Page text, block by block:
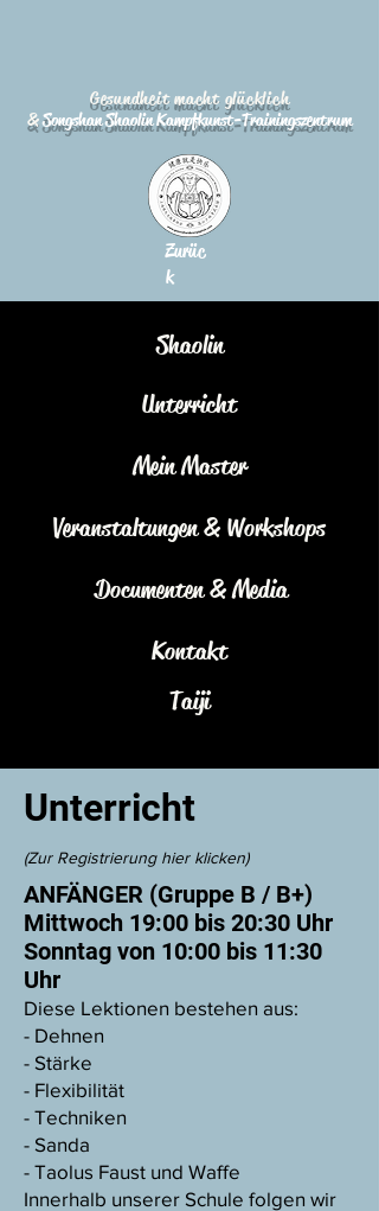
Gesundheit macht glücklich
&Songshan Shaolin Kampfkunst-Trainingszentrum
Zurüc
k
Shaolin
Unterricht
Mein Master
Veranstaltungen & Workshops
Documenten & Media
Kontakt
Taiji
Unterricht
(Zur Registrierung hier klicken)
ANFÄNGER (Gruppe B / B+)
Mittwoch 19:00 bis 20:30 Uhr
Sonntag von 10:00 bis 11:30
Uhr
Diese Lektionen bestehen aus:
- Dehnen
- Stärke
- Flexibilität
- Techniken
- Sanda
- Taolus Faust und Waffe
Innerhalb unserer Schule folgen wir